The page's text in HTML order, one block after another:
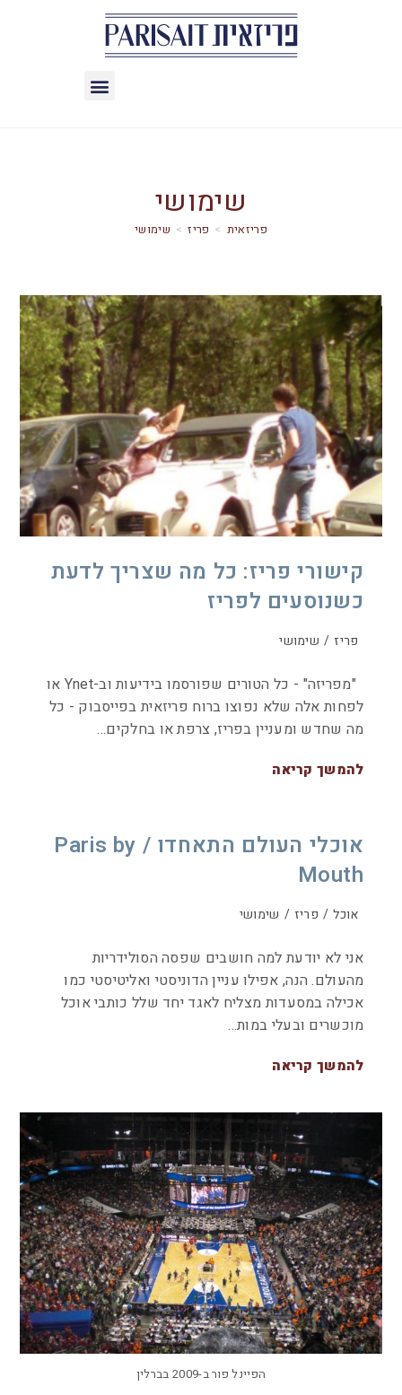
שימושי
> פריז > שימושי
קישורי פריז: כל מה שצריך לדעת
כשנוסעים לפריז
פריז / שימושי
"מפריזה" - כל הטורים שפורסמו בידיעות וב-Ynet או
לפחות אלה שלא נפוצו ברוח פריזאית בפייסבוק - כל
מה שחדש ומעניין בפריז, צרפת או בחלקים…
להמשך קריאה
אוכלי העולם התאחדו / Paris by
Mouth
אוכל / פריז / שימושי
אני לא יודעת למה חושבים שפסה הסולידריות
מהעולם. הנה, אפילו עניין הדוניסטי ואליטיסטי כמו
אכילה במסעדות מצליח לאגד יחד שלל כותבי אוכל
מוכשרים ובעלי במות…
להמשך קריאה
הפיינל פור ב-2009 בברלין